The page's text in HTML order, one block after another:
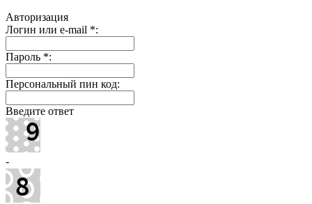
Авторизация
Логин или e-mail *:
Пароль *:
Персональный пин код:
Введите ответ
-